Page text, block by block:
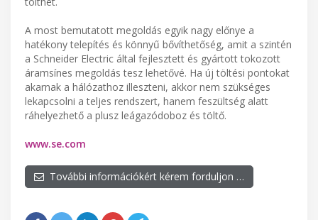
A most bemutatott megoldás egyik nagy előnye a
hatékony telepítés és könnyű bővíthetőség, amit a szintén
a Schneider Electric által fejlesztett és gyártott tokozott
áramsínes megoldás tesz lehetővé. Ha új töltési pontokat
akarnak a hálózathoz illeszteni, akkor nem szükséges
lekapcsolni a teljes rendszert, hanem feszültség alatt
ráhelyezhető a plusz leágazódoboz és töltő.
www.se.com
További információkért kérem forduljon …